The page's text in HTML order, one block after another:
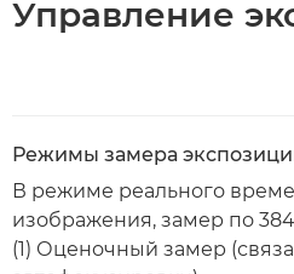
Управление
Режимы замера
В режиме реального
изображения, замер по
(1) Оценочный замер